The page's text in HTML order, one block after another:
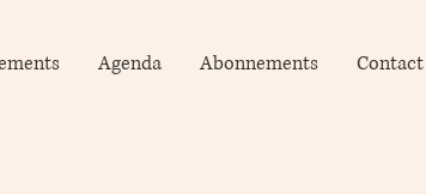
Agenda Abonnements Contact